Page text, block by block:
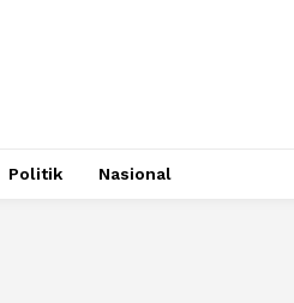
Politik Nasional